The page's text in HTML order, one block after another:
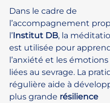
Dans le cadre de
l’accompagnement
l’Institut DB, la
est utilisée pour
l’anxiété et les
liées au sevrage. La
régulière aide à
plus grande résilience